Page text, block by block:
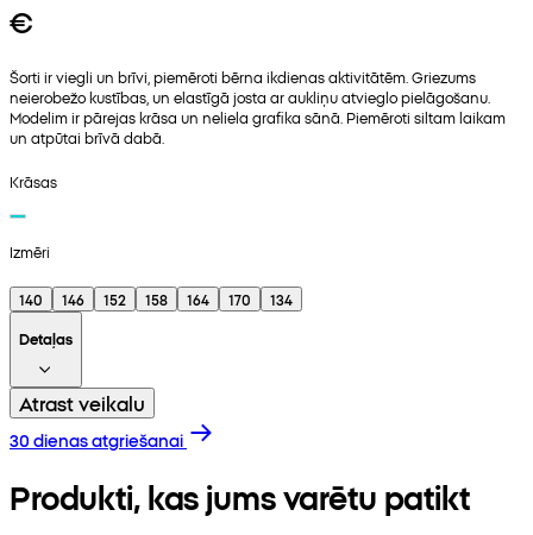
€
Šorti ir viegli un brīvi, piemēroti bērna ikdienas aktivitātēm. Griezums
neierobežo kustības, un elastīgā josta ar aukliņu atvieglo pielāgošanu.
Modelim ir pārejas krāsa un neliela grafika sānā. Piemēroti siltam laikam
un atpūtai brīvā dabā.
Krāsas
Izmēri
140 146 152 158 164 170
134
Detaļas
Atrast veikalu
30 dienas atgriešanai
Produkti, kas jums varētu patikt